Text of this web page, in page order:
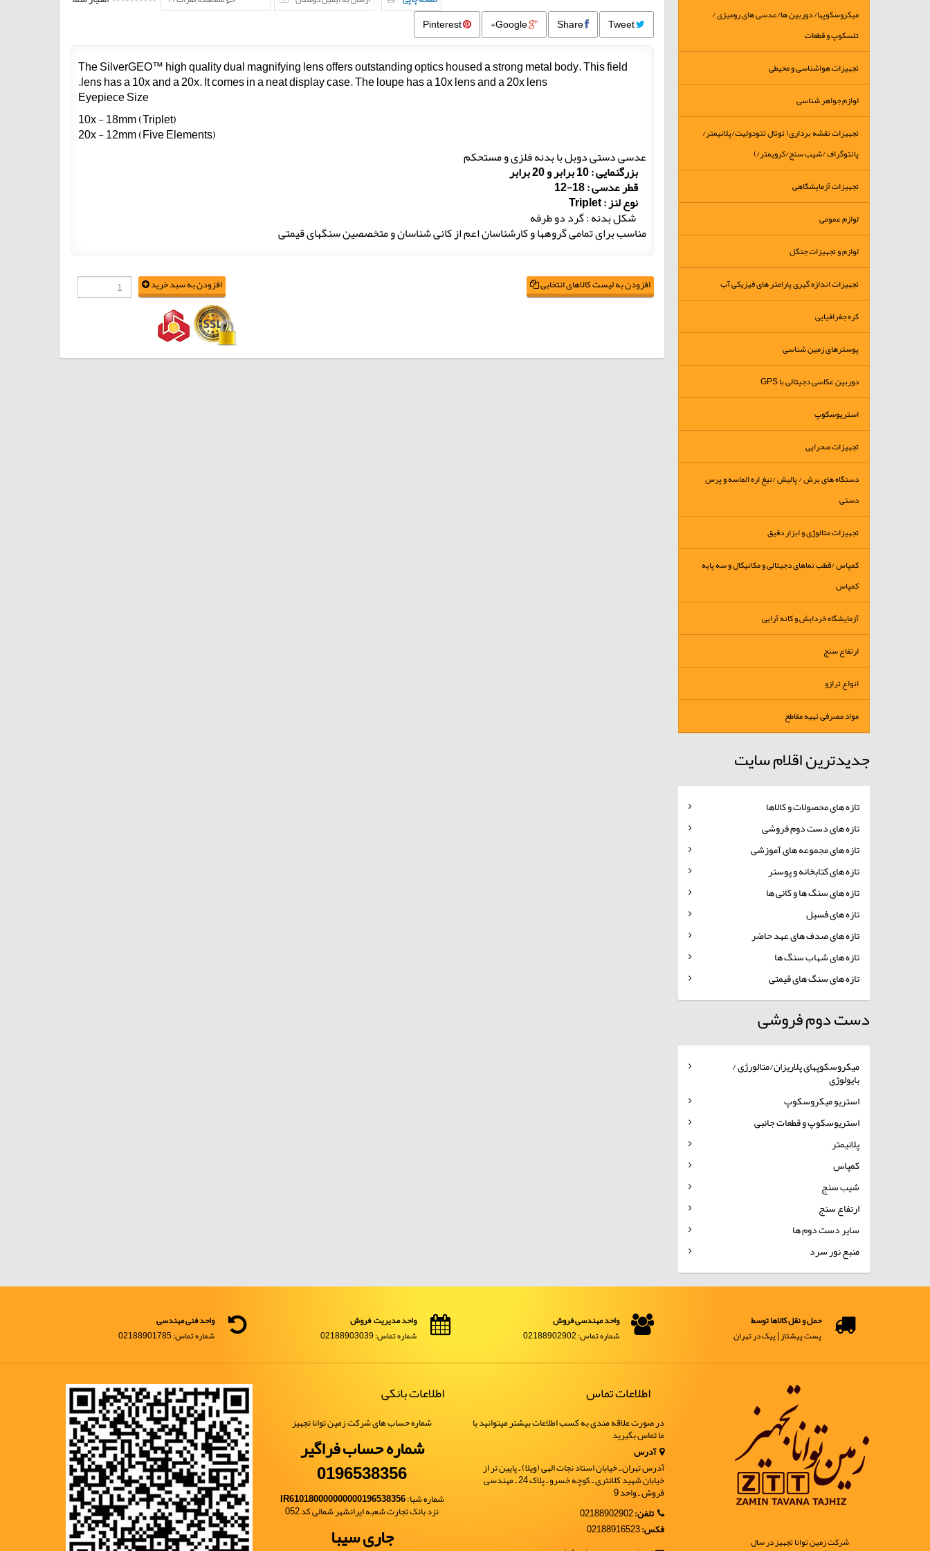
میکروسکوپها/ دوربین ها/عدسی های رومیزی /
تلسکوپ و قطعات
تجهیزات هواشناسی و محیطی
لوازم جواهر شناسی
تجهیزات نقشه برداری( توتال تئودولیت/پلانیمتر/
پانتوگراف /شیب سنج/کرویمتر/)
تجهیزات آزمایشگاهی
لوازم عمومی
لوازم و تجهیزات جنگل
تجهیزات اندازه گیری پارامتر های فیزیکی آب
کره جغرافیایی
پوسترهای زمین شناسی
دوربین عکاسی دجیتالی با GPS
استریوسکوپ
تجهیزات صحرایی
دستگاه های برش / پالیش /تیغ اره الماسه و پرس
دستی
تجهیزات متالوژی و ابزار دقیق
کمپاس /قطب نماهای دجیتالی و مکانیکال و سه پایه
کمپاس
آزمایشگاه خردایش و کانه آرایی
ارتفاع سنج
انواع ترازو
مواد مصرفی تهیه مقاطع
جدیدترین اقلام سایت
تازه های محصولات و کالاها
تازه های دست دوم فروشی
تازه های مجموعه های آموزشی
تازه های کتابخانه و پوستر
تازه های سنگ ها و کانی ها
تازه های فسیل
تازه های صدف های عهد حاضر
تازه های شهاب سنگ ها
تازه های سنگ های قیمتی
دست دوم فروشی
میکروسکوپهای پلاریزان/متالورژی /
بایولوژی
استریو میکروسکوپ
استریوسکوپ و قطعات جانبی
پلانیمتر
کمپاس
شیب سنج
ارتفاع سنج
سایر دست دوم ها
منبع نور سرد
Tweet
Share
Google+
Pinterest
The SilverGEO™ high quality dual magnifying lens offers outstanding optics housed a strong metal body. This field
lens has a 10x and a 20x. It comes in a neat display case. The loupe has a 10x lens and a 20x lens.
Eyepiece Size
10x - 18mm (Triplet)
20x - 12mm (Five Elements)
عدسی دستی دوبل با بدنه فلزی و مستحکم
بزرگنمایی : 10 برابر و 20 برابر
قطر عدسی : 18-12
نوع لنز : Triplet
شکل بدنه : گرد دو طرفه
مناسب برای تمامی گروهها و کارشناسان اعم از کانی شناسان و متخصصین سنگهای قیمتی
افزودن به لیست کالاهای انتخابی افزودن به سبد خرید
حمل و نقل کالاها توسط
پست پیشتاز | پیک در تهران
واحد مهندسی فروش
شماره تماس: 02188902902
واحد مدیریت فروش
شماره تماس: 02188903039
واحد فنی مهندسی
شماره تماس: 02188901785
شرکت زمین توانا تجهیز در سال
اطلاعات تماس
در صورت علاقه مندی به کسب اطلاعات بیشتر میتوانید با
ما تماس بگیرید
آدرس
آدرس تهران ـ خیابان استاد نجات الهی (ویلا) ـ پایین تر از
خیابان شهید کلانتری ـ کوچه خسرو ـ پلاک 24 ـ مهندسی
فروش ـ واحد 9
تلفن:02188902902
فکس:02188916523
اطلاعات بانکی
شماره حساب های شرکت زمین توانا تجهیز
شماره حساب فراگیر
0196538356
شماره شبا:IR610180000000000196538356
نزد بانک تجارت شعبه ایرانشهر شمالی کد 052
جاری سیبا